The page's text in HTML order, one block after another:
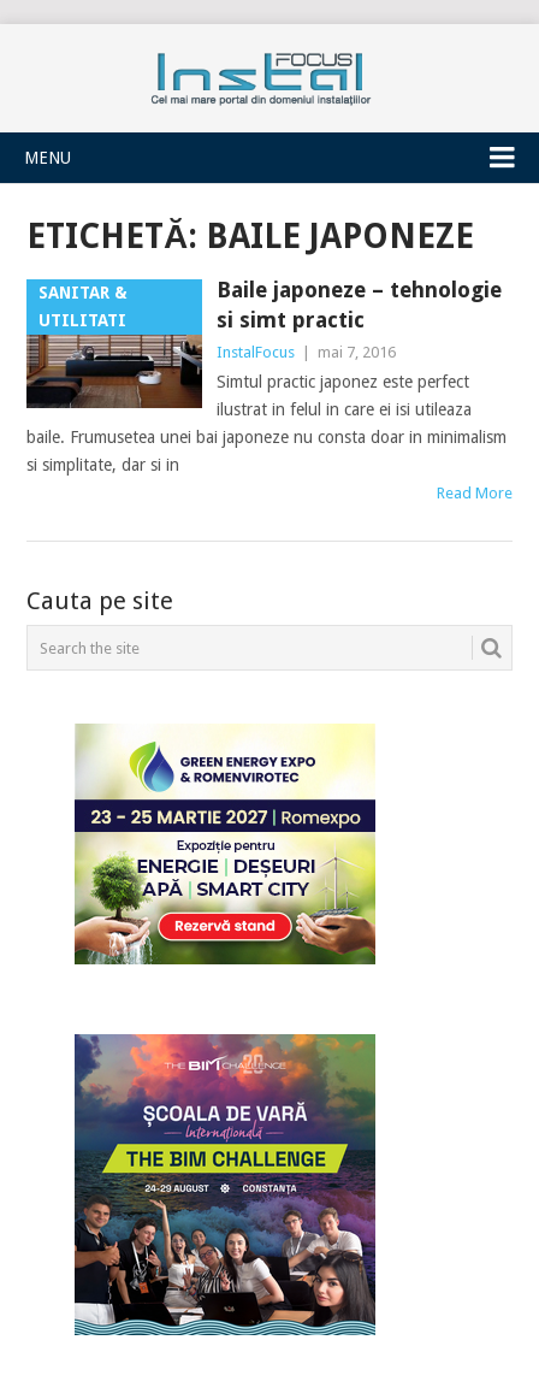
INSTALFOCUS
MENU
ETICHETĂ: BAILE JAPONEZE
SANITAR &
UTILITATI
Baile japoneze – tehnologie
si simt practic
InstalFocus mai 7, 2016
Simtul practic japonez este perfect
ilustrat in felul in care ei isi utileaza
baile. Frumusetea unei bai japoneze nu consta doar in minimalism
si simplitate, dar si in
Read More
POSTS
NAVIGATION
Cauta pe site